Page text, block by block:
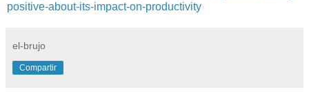
positive-about-its-impact-on-productivity
el-brujo
Compartir